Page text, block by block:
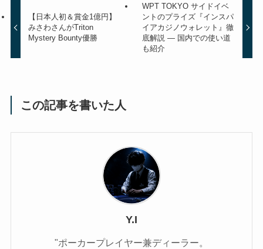
【日本人初＆賞金1億円】
みさわさんがTriton
Mystery Bounty優勝
WPT TOKYO サイドイベ
ントのプライズ『インスパ
イアカジノウォレット』徹
底解説 ― 国内での使い道
も紹介
この記事を書いた人
Y.I
"ポーカープレイヤー兼ディーラー。